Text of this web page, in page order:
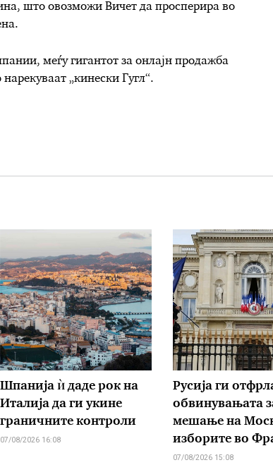
што овозможи Вичет да просперира во
меѓу гигантот за онлајн продажба
„кинески Гугл“.
Шпанија ѝ даде рок на
Италија да ги укине
граничните контроли
07/08/2026 16:08
Русија ги
обвинувањата
мешање на
изборите во
07/08/2026 15:08